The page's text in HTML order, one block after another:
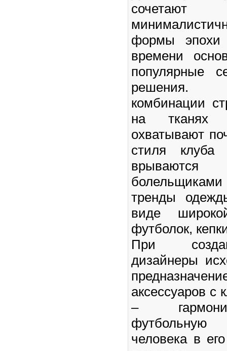
формы эпохи
времени
популярные
решения.
комбинации
на тканях
охватывают
стиля клуба
тренды
виде
футболок,
При
дизайнеры
аксессуаров с
–
человека в